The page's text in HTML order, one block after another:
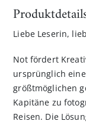
Liebe Leserin,
Not fördert
ursprünglich
größtmöglichen
Kapitäne zu
Reisen. Die